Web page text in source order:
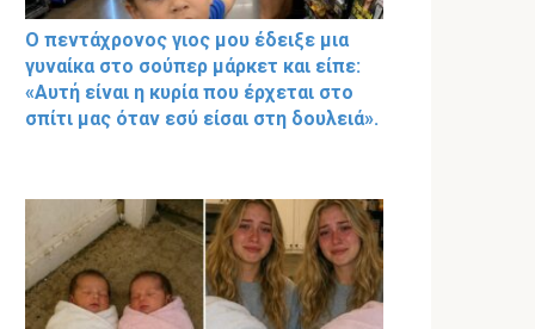
Ο πεντάχρονος γιος μου έδειξε μια
γυναίκα στο σούπερ μάρκετ και είπε:
«Αυτή είναι η κυρία που έρχεται στο
σπίτι μας όταν εσύ είσαι στη δουλειά».